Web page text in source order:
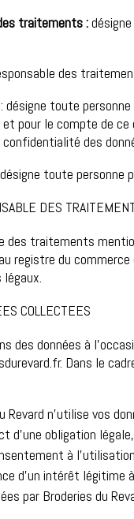
traitements :
des
: désigne toute
pour le compte de ce
des
désigne toute personne
DES
des traitements
registre du
COLLECTEES
des données à
Dans le
Revard n’utilise vos
d’une obligation
à
d’un intérêt
par Broderies du